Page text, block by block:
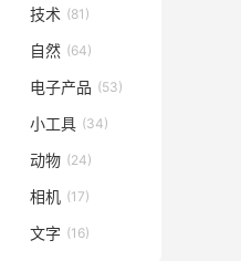
技术 (81)
自然 (64)
电子产品 (53)
小工具 (34)
动物 (24)
相机 (17)
文字 (16)